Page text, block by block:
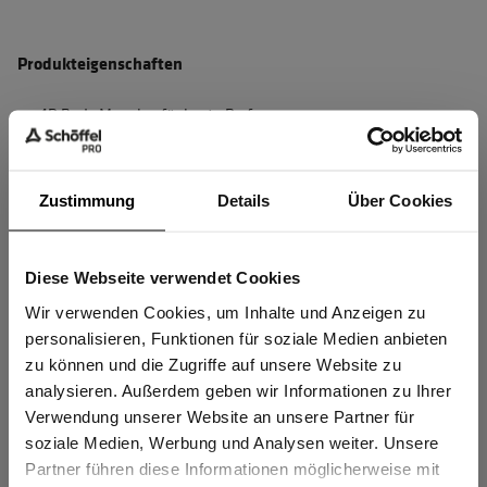
Zustimmung Details Über Cookies
Diese Webseite verwendet Cookies
Wir verwenden Cookies, um Inhalte und Anzeigen zu
personalisieren, Funktionen für soziale Medien anbieten
zu können und die Zugriffe auf unsere Website zu
analysieren. Außerdem geben wir Informationen zu Ihrer
Verwendung unserer Website an unsere Partner für
soziale Medien, Werbung und Analysen weiter. Unsere
Partner führen diese Informationen möglicherweise mit
Produkteigenschaften
4D Body Mapping für beste Performance
Robustes Hauptmaterial für maximalen Schutz und
4-Wege-Stretch für perfekte Bewegungsfreiheit
Passform
Erhöhte Sichtbarkeit durch Reflex Tape
Schlaufe an Vordertasche zur sicheren Befestigung wichtiger
Dinge
mehr anzeigen
Sind Sie
Gewerbetreibender?
Ich bestätige, dass ich Gewerbetreibender bin. Alle
Preise werden netto ausgewiesen.